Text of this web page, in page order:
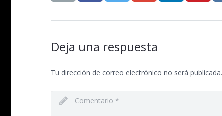
Deja una respuesta
Tu dirección de correo electrónico no será publicada.